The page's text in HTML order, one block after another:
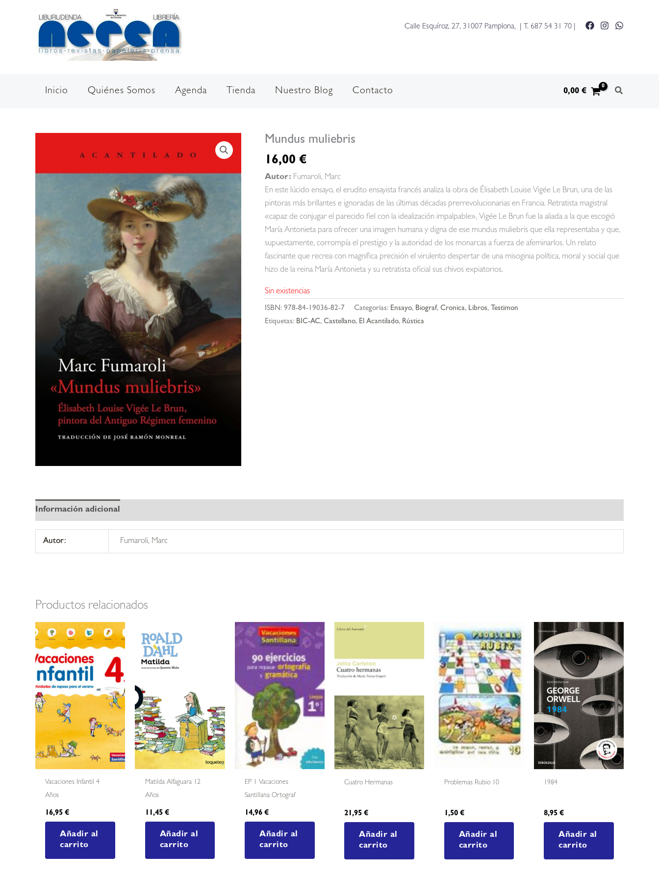
Calle Esquíroz, 27, 31007 Pamplona, | T. 687 54 31 70
Inicio Quiénes Somos Agenda Tienda Nuestro Blog Contacto 0,00€
Mundus muliebris
16,00 €
Autor: Fumaroli, Marc
En este lúcido ensayo, el erudito ensayista francés analiza la obra de Élisabeth Louise Vigée Le Brun, una de las
pintoras más brillantes e ignoradas de las últimas décadas prerrevolucionarias en Francia. Retratista magistral
«capaz de conjugar el parecido fiel con la idealización impalpable», Vigée Le Brun fue la aliada a la que escogió
María Antonieta para ofrecer una imagen humana y digna de ese mundus muliebris que ella representaba y que,
supuestamente, corrompía el prestigio y la autoridad de los monarcas a fuerza de afeminarlos. Un relato
fascinante que recrea con magnífica precisión el virulento despertar de una misoginia política, moral y social que
hizo de la reina María Antonieta y su retratista oficial sus chivos expiatorios.
Sin existencias
ISBN: 978-84-19036-82-7 Categorías: Ensayo, Biograf, Cronica, Libros, Testimon
Etiquetas: BIC-AC, Castellano, El Acantilado, Rústica
Información adicional
Autor: Fumaroli, Marc
Productos relacionados
Vacaciones Infantil 4
Años
16,95€
Añadir al
carrito
Matilda Alfaguara 12
Años
11,45 €
Añadir al
carrito
EP 1 Vacaciones
Santillana Ortograf
14,96€
Añadir al
carrito
Cuatro Hermanas
21,95€
Añadir al
carrito
Problemas Rubio 10
1,50 €
Añadir al
carrito
1984
8,95€
Añadir al
carrito